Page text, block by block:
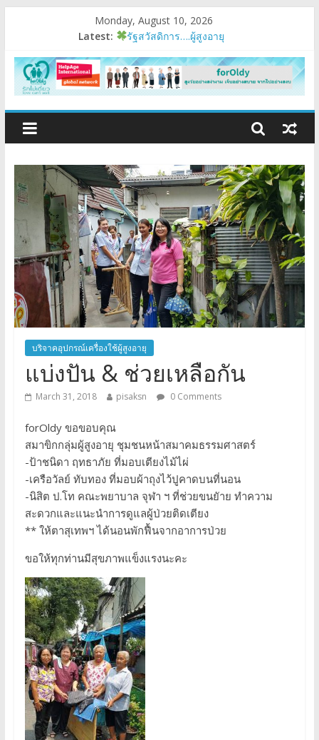
Monday, August 10, 2026
Latest:
รัฐสวัสดิการ….ผู้สูงอายุ
มนุษย์ต่างวัย
Fest 2026
แรงบันดาลใจหนึ่ง
บริจาคอุปกรณ์เครื่องใช้ผู้สูงอายุ
แบ่งปัน & ช่วยเหลือกัน
March 31, 2018 pisaksn 0 Comments
forOldy ขอขอบคุณ
สมาขิกกลุ่มผู้สูงอายุ ชุมชนหน้าสมาคมธรรมศาสตร์
-ป้าชนิดา ฤทธาภัย ที่มอบเตียงไม้ไผ่
-เครือวัลย์ ทับทอง ที่มอบผ้าถุงไว้ปูคาดบนที่นอน
-นิสิต ป.โท คณะพยาบาล จุฬา ฯ ที่ช่วยขนยัาย ทำความ
สะดวกและแนะนำการดูแลผู้ป่วยติดเตียง
** ให้ตาสุเทพฯ ได้นอนพักฟื้นจากอาการป่วย
ขอให้ทุกท่านมีสุขภาพแข็งแรงนะคะ